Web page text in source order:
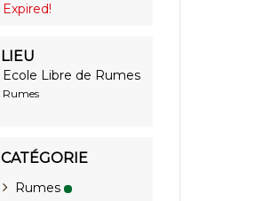
Expired!
LIEU
Ecole Libre de Rumes
Rumes
CATÉGORIE
Rumes